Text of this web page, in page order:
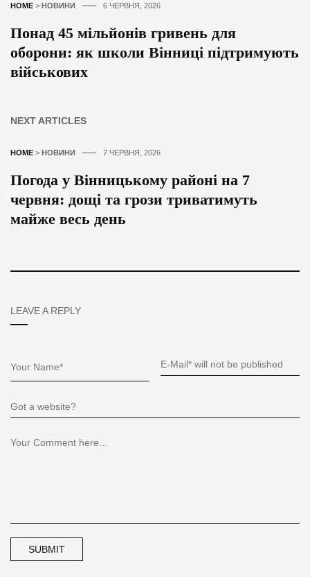
HOME > НОВИНИ 6 ЧЕРВНЯ, 2026
Понад 45 мільйонів гривень для
оборони: як школи Вінниці підтримують
військових
NEXT ARTICLES
HOME > НОВИНИ 7 ЧЕРВНЯ, 2026
Погода у Вінницькому районі на 7
червня: дощі та грози триватимуть
майже весь день
LEAVE A REPLY